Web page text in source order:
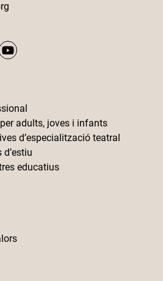
adults, joves i infants
d’especialització teatral
educatius